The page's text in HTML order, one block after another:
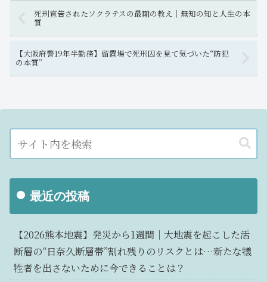
死刑宣告されたソクラテスの最期の教え｜無知の知と人生の本
質
【大阪府警19年半勤務】留置場で死刑囚を見て気づいた“防犯
の本質”
最近の投稿
【2026熊本地震】発災から1週間｜大地震を起こした活
断層の“日奈久断層帯”割れ残りのリスクとは…新たな犠
牲者を出さないために今できることは？